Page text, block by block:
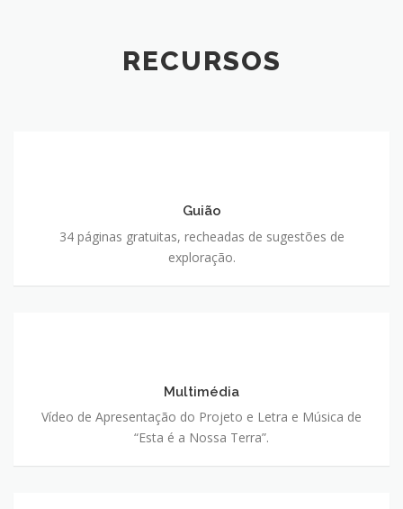
RECURSOS
Guião
34 páginas gratuitas, recheadas de sugestões de
exploração.
Multimédia
Vídeo de Apresentação do Projeto e Letra e Música de
“Esta é a Nossa Terra”.